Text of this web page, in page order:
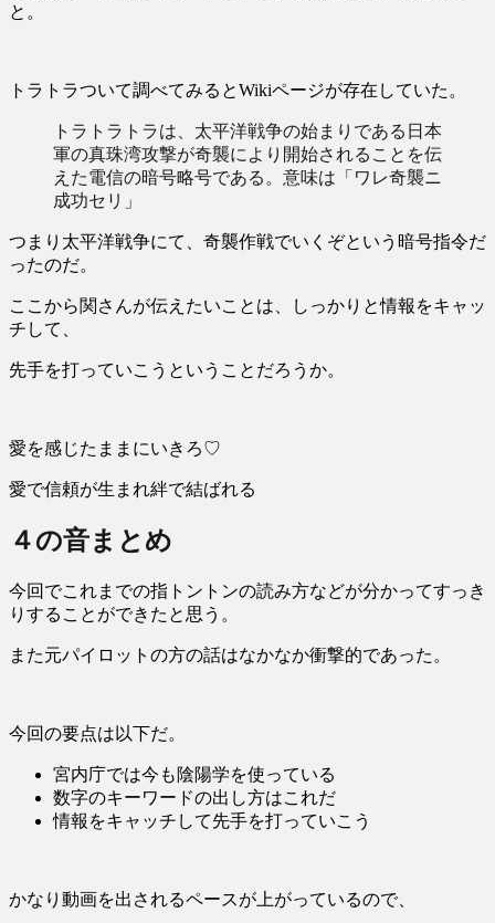
と。
トラトラついて調べてみるとWikiページが存在していた。
トラトラトラは、太平洋戦争の始まりである日本
軍の真珠湾攻撃が奇襲により開始されることを伝
えた電信の暗号略号である。意味は「ワレ奇襲ニ
成功セリ」
つまり太平洋戦争にて、奇襲作戦でいくぞという暗号指令だ
ったのだ。
ここから関さんが伝えたいことは、しっかりと情報をキャッ
チして、
先手を打っていこうということだろうか。
愛を感じたままにいきろ♡
愛で信頼が生まれ絆で結ばれる
４の音まとめ
今回でこれまでの指トントンの読み方などが分かってすっき
りすることができたと思う。
また元パイロットの方の話はなかなか衝撃的であった。
今回の要点は以下だ。
宮内庁では今も陰陽学を使っている
数字のキーワードの出し方はこれだ
情報をキャッチして先手を打っていこう
かなり動画を出されるペースが上がっているので、